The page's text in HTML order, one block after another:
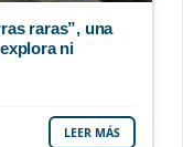
raras”, una
ni
LEER MÁS